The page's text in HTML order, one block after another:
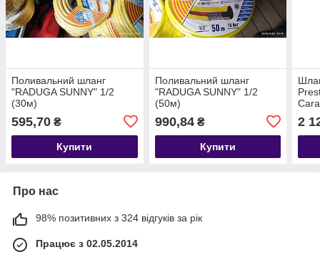
Поливальний шланг
"RADUGA SUNNY" 1/2
(30м)
595,70 ₴
Купити
Поливальний шланг
"RADUGA SUNNY" 1/2
(50м)
990,84₴
Купити
2
Про нас
98% позитивних з 324 відгуків за рік
Працює з 02.05.2014